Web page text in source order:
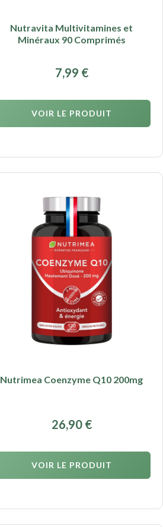
Nutravita Multivitamines et
Minéraux 90 Comprimés
7,99 €
VOIR LE PRODUIT
Nutrimea Coenzyme Q10 200mg
26,90 €
VOIR LE PRODUIT